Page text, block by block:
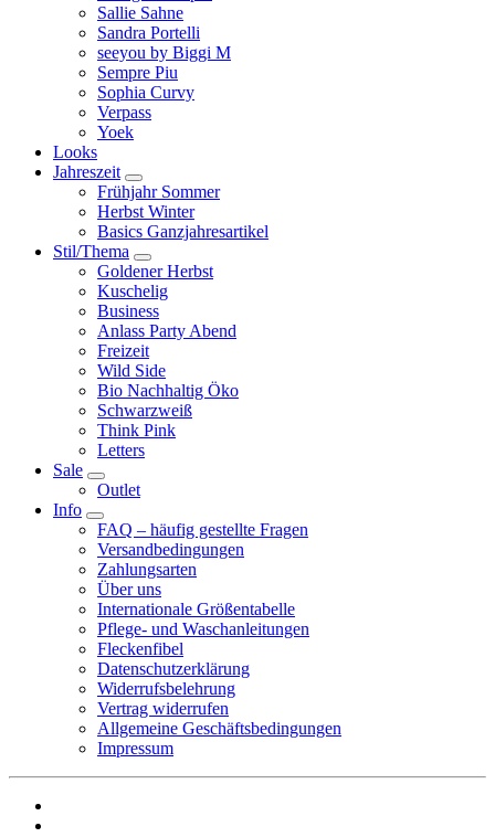
Sallie Sahne
Sandra Portelli
seeyou by Biggi M
Sempre Piu
Sophia Curvy
Verpass
Yoek
Looks
Jahreszeit
Frühjahr Sommer
Herbst Winter
Basics Ganzjahresartikel
Stil/Thema
Goldener Herbst
Kuschelig
Business
Anlass Party Abend
Freizeit
Wild Side
Bio Nachhaltig Öko
Schwarzweiß
Think Pink
Letters
Sale
Outlet
Info
FAQ – häufig gestellte Fragen
Versandbedingungen
Zahlungsarten
Über uns
Internationale Größentabelle
Pflege- und Waschanleitungen
Fleckenfibel
Datenschutzerklärung
Widerrufsbelehrung
Vertrag widerrufen
Allgemeine Geschäftsbedingungen
Impressum